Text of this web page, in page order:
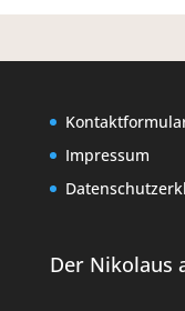
Impressum
Der Nikolaus